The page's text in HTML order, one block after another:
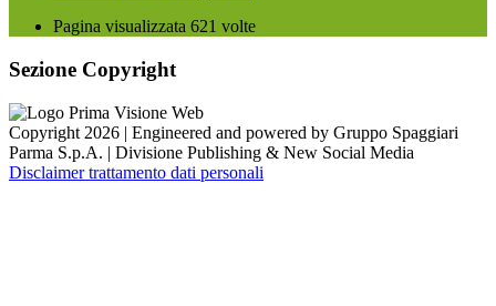
Pagina visualizzata 621 volte
Sezione Copyright
Copyright 2026 | Engineered and powered by Gruppo Spaggiari
Parma S.p.A. | Divisione Publishing & New Social Media
Disclaimer trattamento dati personali